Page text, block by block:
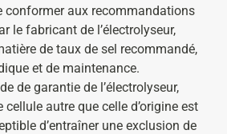
conformer aux recommandations
le fabricant de l’électrolyseur,
de taux de sel recommandé,
et de maintenance.
de garantie de l’électrolyseur,
cellule autre que celle d’origine est
d’entraîner une exclusion de